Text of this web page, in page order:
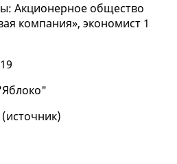
Акционерное общество
компания», экономист 1
источник)